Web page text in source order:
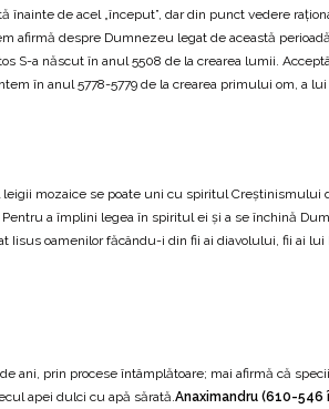
de acel „început”, dar din punct vedere
afirmă despre Dumnezeu legat de această
S-a născut în anul 5508 de la crearea lumii.
în anul 5778-5779 de la crearea primului om, a lui
mozaice se poate uni cu spiritul Creștinismului
a împlini legea în spiritul ei și a se închină
Iisus oamenilor făcându-i din fii ai diavolului, fii ai
ani, prin procese întâmplătoare; mai afirmă că
apei dulci cu apă sărată.Anaximandru (610-546